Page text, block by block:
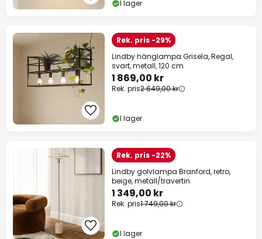
I lager
Rek. pris -29%
Lindby hänglampa Grisela, Regal,
svart, metall, 120 cm
1 869,00 kr
Rek. pris2 649,00 kr
I lager
Rek. pris -22%
Lindby golvlampa Branford, retro,
beige, metall/travertin
1 349,00 kr
Rek. pris1 749,00 kr
I lager